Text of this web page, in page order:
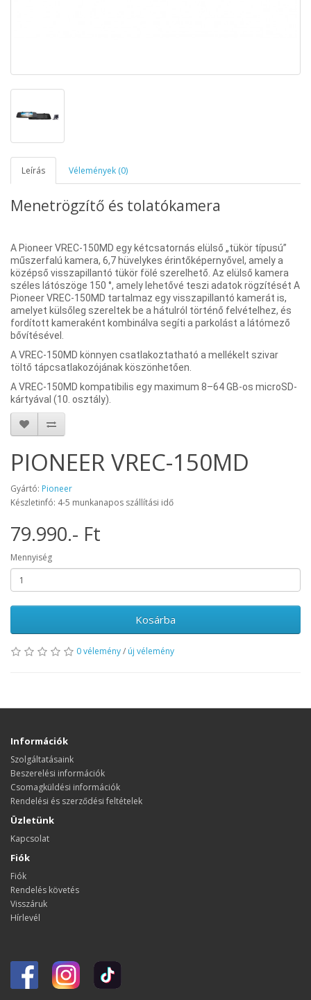
Leírás Vélemények (0)
Menetrögzítő és tolatókamera
A Pioneer VREC-150MD egy kétcsatornás elülső „tükör típusú”
műszerfalú kamera, 6,7 hüvelykes érintőképernyővel, amely a
középső visszapillantó tükör fölé szerelhető. Az elülső kamera
széles látószöge 150 °, amely lehetővé teszi adatok rögzítését A
Pioneer VREC-150MD tartalmaz egy visszapillantó kamerát is,
amelyet külsőleg szereltek be a hátulról történő felvételhez, és
fordított kameraként kombinálva segíti a parkolást a látómező
bővítésével.
A VREC-150MD könnyen csatlakoztatható a mellékelt szivar
töltő tápcsatlakozójának köszönhetően.
A VREC-150MD kompatibilis egy maximum 8–64 GB-os microSD-
kártyával (10. osztály).
PIONEER VREC-150MD
Gyártó: Pioneer
Készletinfó: 4-5 munkanapos szállítási idő
79.990.- Ft
Mennyiség
Kosárba
0 vélemény/ új vélemény
Információk
Szolgáltatásaink
Beszerelési információk
Csomagküldési információk
Rendelési és szerződési feltételek
Üzletünk
Kapcsolat
Fiók
Fiók
Rendelés követés
Visszáruk
Hírlevél